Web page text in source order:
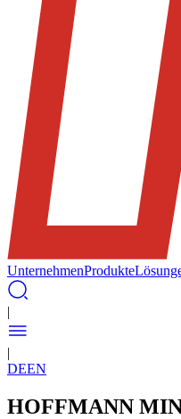
UnternehmenProdukte
|
|
DEEN
HOFFMANN